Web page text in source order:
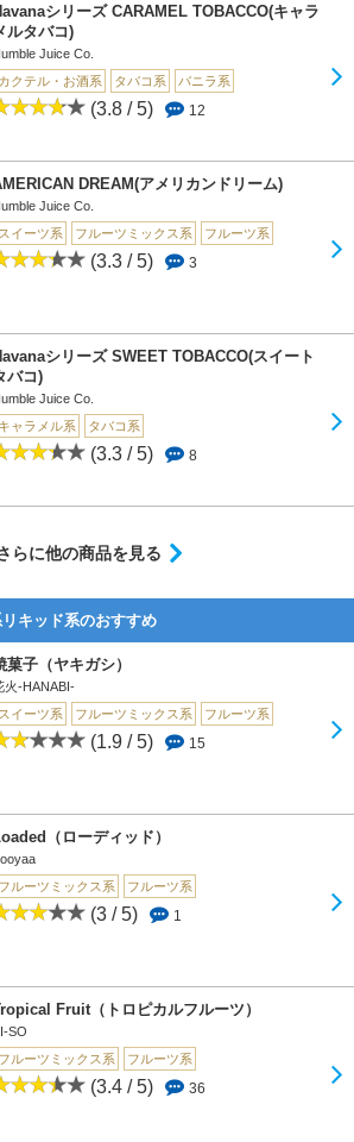
シリーズ CARAMEL TOBACCO(キャラ
ルタバコ)
Juice Co.
カクテル・お酒系
タバコ系 バニラ系
(3.8 / 5) 12
DREAM(アメリカンドリーム)
Juice Co.
スイーツ系
フルーツミックス系 フルーツ系
(3.3 / 5) 3
シリーズ SWEET TOBACCO(スイート
バコ)
Juice Co.
キャラメル系
タバコ系
(3.3 / 5) 8
らに他の商品を見る
キッド系のおすすめ
菓子（ヤキガシ）
火-HANABI-
スイーツ系
フルーツミックス系 フルーツ系
(1.9 / 5) 15
（ローディッド）
フルーツミックス系
フルーツ系
(3 / 5) 1
Fruit（トロピカルフルーツ）
SO
フルーツミックス系
フルーツ系
(3.4 / 5) 36